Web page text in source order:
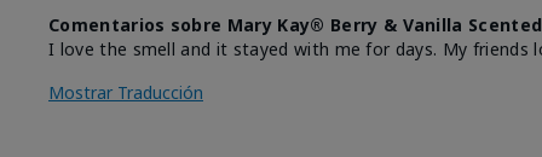
Comentarios sobre Mary Kay® Berry & Vanilla
I love the smell and it stayed with me for days. My friends
Mostrar Traducción